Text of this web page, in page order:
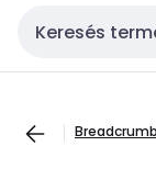
Keresési bemenet